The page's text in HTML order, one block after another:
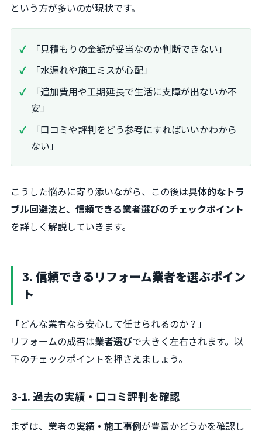
という方が多いのが現状です。
「見積もりの金額が妥当なのか判断できない」
「水漏れや施工ミスが心配」
「追加費用や工期延長で生活に支障が出ないか不
安」
「口コミや評判をどう参考にすればいいかわから
ない」
こうした悩みに寄り添いながら、この後は具体的なトラ
ブル回避法と、信頼できる業者選びのチェックポイント
を詳しく解説していきます。
3. 信頼できるリフォーム業者を選ぶポイン
ト
「どんな業者なら安心して任せられるのか？」
リフォームの成否は業者選びで大きく左右されます。以
下のチェックポイントを押さえましょう。
3-1. 過去の実績・口コミ評判を確認
まずは、業者の実績・施工事例が豊富かどうかを確認し